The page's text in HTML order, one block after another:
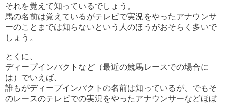
それを覚えて知っているでしょう。
馬の名前は覚えているがテレビで実況をやったアナウンサ
ーのことまでは知らないという人のほうがおそらく多いで
しょう。
とくに、
ディープインパクトなど（最近の競馬レースでの場合に
は）でいえば、
誰もがディープインパクトの名前は知っているが、でもそ
のレースのテレビでの実況をやったアナウンサーなどほぼ